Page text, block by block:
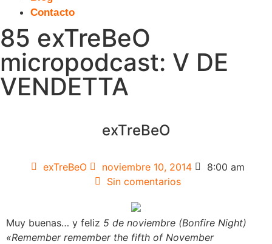
Contacto
85 exTreBeO
micropodcast: V DE
VENDETTA
exTreBeO
exTreBeO noviembre 10, 2014
8:00 am
Sin comentarios
Muy buenas… y feliz 5 de noviembre (Bonfire Night)
«Remember remember the fifth of November